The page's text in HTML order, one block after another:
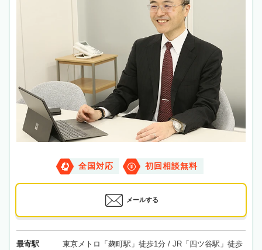
全国対応 初回相談無料
メールする
最寄駅
東京メトロ「麹町駅」徒歩1分 / JR「四ツ谷駅」徒歩